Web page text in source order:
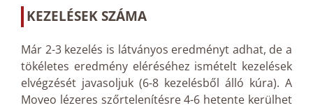
KEZELÉSEK SZÁMA
Már 2-3 kezelés is látványos eredményt adhat, de a
tökéletes eredmény eléréséhez ismételt kezelések
elvégzését javasoljuk (6-8 kezelésből álló kúra). A
Moveo lézeres szőrtelenítésre 4-6 hetente kerülhet